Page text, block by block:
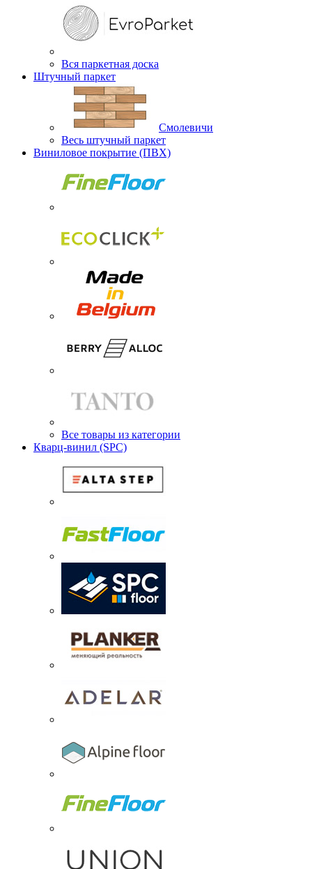
Вся паркетная доска
Штучный паркет
Смолевичи
Весь штучный паркет
Виниловое покрытие (ПВХ)
Все товары из категории
Кварц-винил (SPC)